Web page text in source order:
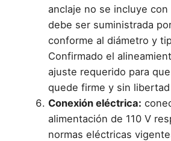
anclaje no se incluye
debe ser suministrada
conforme al diámetro y
Confirmado el
ajuste requerido para
quede firme y sin
Conexión eléctrica:
alimentación de 110 V
normas eléctricas